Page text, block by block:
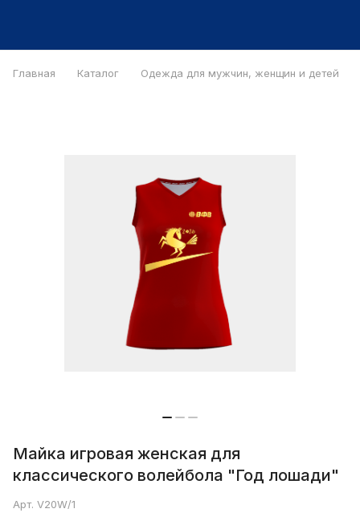
Главная Каталог Одежда для мужчин, женщин и детей
Майка игровая женская для
классического волейбола "Год лошади"
Арт. V20W/1